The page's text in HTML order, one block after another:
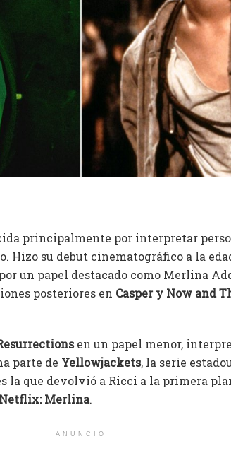
principalmente por interpretar
Hizo su debut cinematográfico a la
un papel destacado como Merlina
posteriores en Casper y Now and
en un papel menor,
parte de Yellowjackets, la serie
la que devolvió a Ricci a la primera
Netflix: Merlina.
ANUNCIO